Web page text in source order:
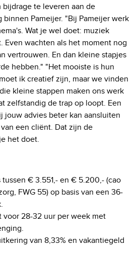
bijdrage te leveren aan de
Pameijer. "Bij Pameijer werk
Wat je wel doet: muziek
Even wachten als het moment nog
vertrouwen. En dan kleine stapjes
hebben." "Het mooiste is hun
ik creatief zijn, maar we vinden
kleine stappen maken ons werk
zelfstandig de trap op loopt. Een
jouw advies beter kan aansluiten
een cliënt. Dat zijn de
het doet.
tussen € 3.551,- en € 5.200,- (cao
FWG 55) op basis van een 36-
voor 28-32 uur per week met
van 8,33% en vakantiegeld